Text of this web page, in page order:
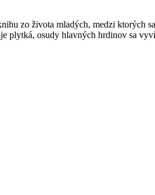
zo života mladých, medzi ktorých
plytká, osudy hlavných hrdinov sa